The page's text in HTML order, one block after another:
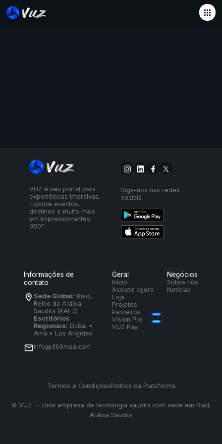
VUZ é seu portal para
experiências imersivas.
Explore eventos,
destinos e muito mais
em impressionantes
360°.
Informações de
contato
Sede Global: Riad,
Reino da Arábia
Saudita (KAFD)
Escritórios
Regionais: Dubai •
Amã • Los Angeles
info@360mea.com
Geral
Início
Assistir agora
Loja
Projetos
Parceiros
Vision Pro
VUZ Pay
Negócios
Sobre nós
Notícias
Siga-nos nas redes
sociais
Termos e CondiçõesPolítica da Plataforma
© VUZ — Uma empresa de tecnologia saudita com sede em Riad,
Arábia Saudita